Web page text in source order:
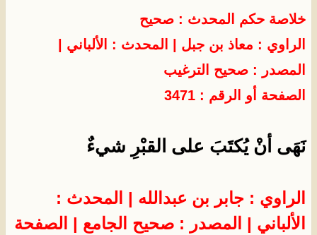
خلاصة حكم المحدث : صحيح
الراوي : معاذ بن جبل
| المحدث : الألباني
المصدر : صحيح الترغيب
الصفحة أو الرقم : 3471
نَهَى أنْ يُكتَبَ على القبْرِ شيءٌ
الراوي : جابر بن عبدالله | المحدث :
الألباني | المصدر : صحيح الجامع | الصفحة